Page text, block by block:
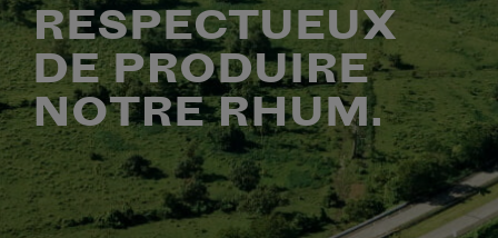
RESPECTUEUX
DE PRODUIRE
NOTRE RHUM.